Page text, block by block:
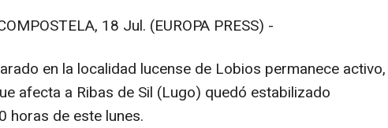
18 Jul. (EUROPA PRESS) -
en la localidad lucense de Lobios permanece activo,
afecta a Ribas de Sil (Lugo) quedó estabilizado
horas de este lunes.